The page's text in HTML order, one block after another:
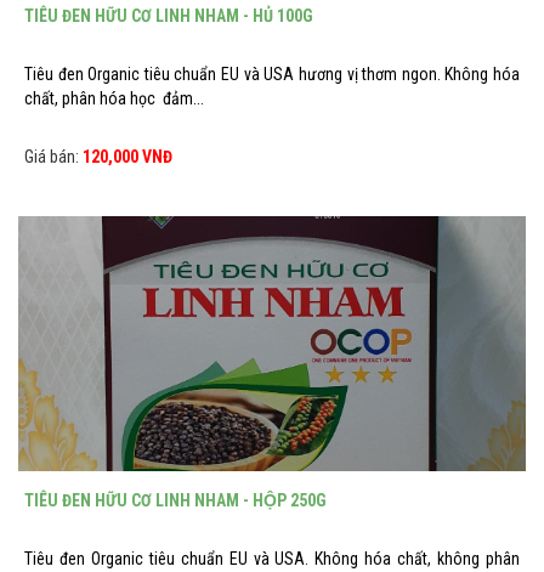
TIÊU ĐEN HỮU CƠ LINH NHAM - HỦ 100G
Tiêu đen Organic tiêu chuẩn EU và USA hương vị thơm ngon. Không hóa
chất, phân hóa học đảm...
Giá bán: 120,000 VNĐ
TIÊU ĐEN HỮU CƠ LINH NHAM - HỘP 250G
Tiêu đen Organic tiêu chuẩn EU và USA. Không hóa chất, không phân